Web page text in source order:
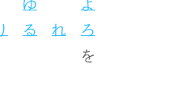
ゆ
よ
る れ ろ